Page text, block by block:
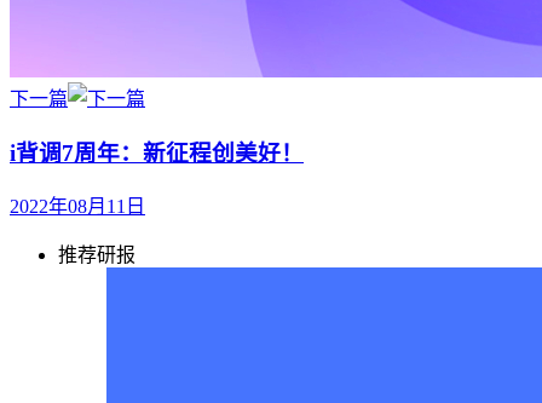
下一篇
i背调7周年：新征程创美好！
2022年08月11日
推荐研报